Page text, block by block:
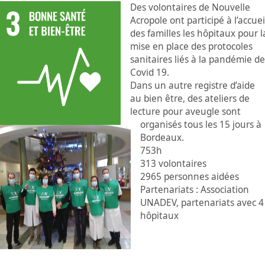
Des volontaires de Nouvelle
Acropole ont participé à
des familles les hôpitaux pour
mise en place des protocoles
sanitaires liés à la pandémie de
Covid 19.
Dans un autre registre d’aide
au bien être, des ateliers de
lecture pour aveugle sont
organisés tous les 15 jours à
Bordeaux.
753h
313 volontaires
2965 personnes aidées
Partenariats : Association
UNADEV, partenariats avec 4
hôpitaux